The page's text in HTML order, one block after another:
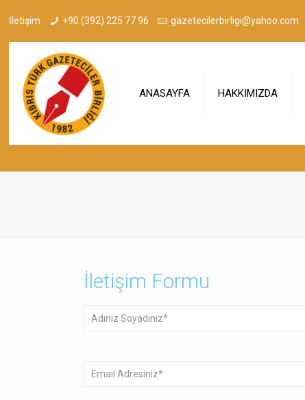
İletişim +90 (392) 225 77 96 gazetecilerbirligi@yahoo.com
ANASAYFA HAKKIMIZDA
İletişim Formu